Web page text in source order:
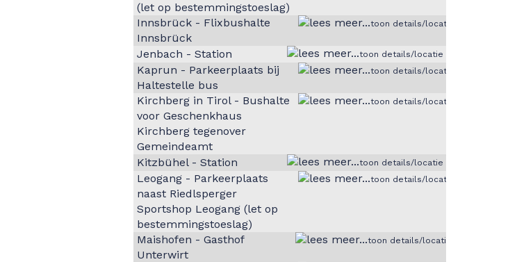
(let op bestemmingstoeslag)
Innsbrück - Flixbushalte
Innsbrück
toon details/locatie
Jenbach - Station toon details/locatie
Kaprun - Parkeerplaats bij
Haltestelle bus
toon details/locatie
Kirchberg in Tirol - Bushalte
voor Geschenkhaus
Kirchberg tegenover
Gemeindeamt
toon details/locatie
Kitzbühel - Station toon details/locatie
Leogang - Parkeerplaats
naast Riedlsperger
Sportshop Leogang (let op
bestemmingstoeslag)
toon details/locatie
Maishofen - Gasthof
Unterwirt
toon details/locatie